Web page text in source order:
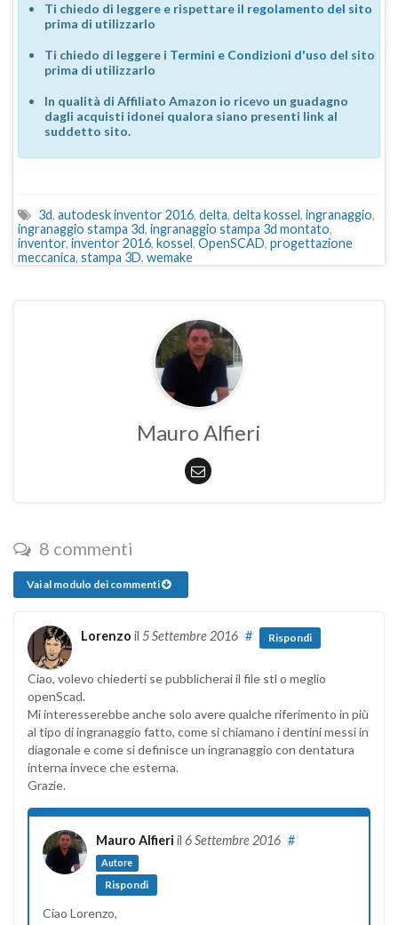
Ti chiedo di leggere e rispettare il regolamento del sito
prima di utilizzarlo
Ti chiedo di leggere i Termini e Condizioni d'uso del sito
prima di utilizzarlo
In qualità di Affiliato Amazon io ricevo un guadagno
dagli acquisti idonei qualora siano presenti link al
suddetto sito.
3d, autodesk inventor 2016, delta, delta kossel, ingranaggio,
ingranaggio stampa 3d, ingranaggio stampa 3d montato,
inventor, inventor 2016, kossel, OpenSCAD, progettazione
meccanica, stampa 3D, wemake
Mauro Alfieri
8 commenti
Vai al modulo dei commenti
Lorenzo il 5 Settembre 2016 # Rispondi
Ciao, volevo chiederti se pubblicherai il file stl o meglio
openScad.
Mi interesserebbe anche solo avere qualche riferimento in più
al tipo di ingranaggio fatto, come si chiamano i dentini messi in
diagonale e come si definisce un ingranaggio con dentatura
interna invece che esterna.
Grazie.
Mauro Alfieri il 6 Settembre 2016
Autore
#
Rispondi
Ciao Lorenzo,